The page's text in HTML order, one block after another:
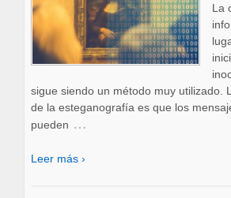
La
sigue siendo un método muy utilizado.
de la esteganografía es que los
pueden …
Leer más ›